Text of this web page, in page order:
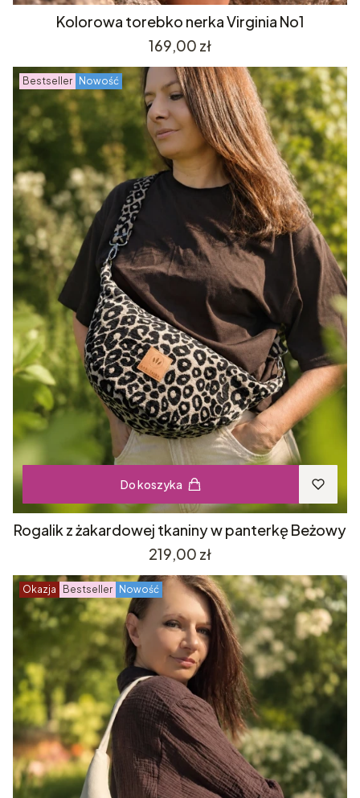
Kolorowa torebko nerka Virginia No1
Cena
169,00 zł
Bestseller Nowość
Do koszyka
Rogalik z żakardowej tkaniny w panterkę Beżowy
Cena
219,00 zł
Okazja Bestseller Nowość